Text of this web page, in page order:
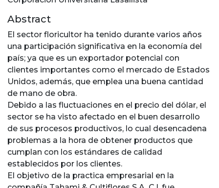
Abstract
El sector floricultor ha tenido durante varios años
una participación significativa en la economía del
país; ya que es un exportador potencial con
clientes importantes como el mercado de Estados
Unidos, además, que emplea una buena cantidad
de mano de obra.
Debido a las fluctuaciones en el precio del dólar, el
sector se ha visto afectado en el buen desarrollo
de sus procesos productivos, lo cual desencadena
problemas a la hora de obtener productos que
cumplan con los estándares de calidad
establecidos por los clientes.
El objetivo de la practica empresarial en la